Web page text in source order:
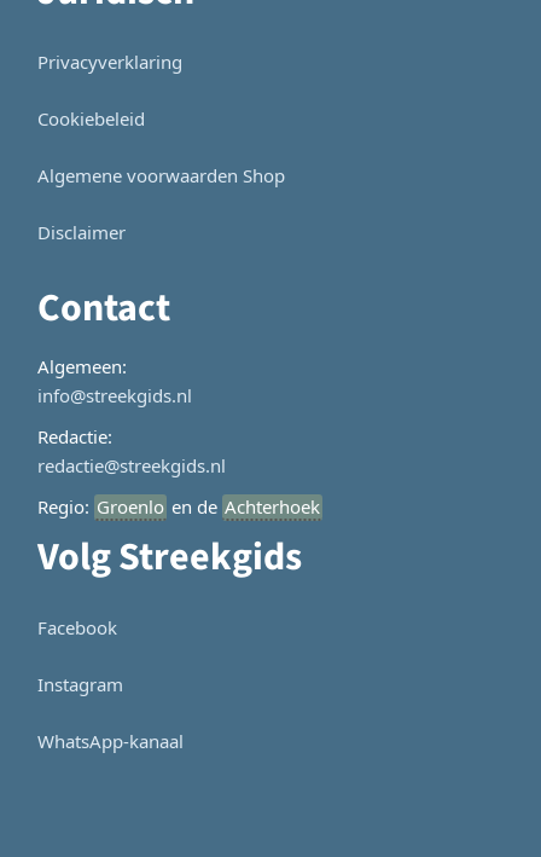
Privacyverklaring
Cookiebeleid
Algemene voorwaarden Shop
Disclaimer
Contact
Algemeen:
info@streekgids.nl
Redactie:
redactie@streekgids.nl
Regio: Groenlo en de Achterhoek
Volg Streekgids
Facebook
Instagram
WhatsApp-kanaal